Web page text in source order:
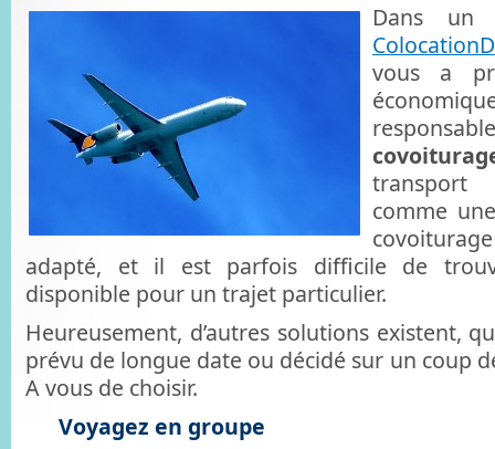
Dans un
vous a
transport
comme
adapté, et il est parfois difficile de
disponible pour un trajet particulier.
Heureusement, d’autres solutions existent,
prévu de longue date ou décidé sur un coup
A vous de choisir.
Voyagez en groupe